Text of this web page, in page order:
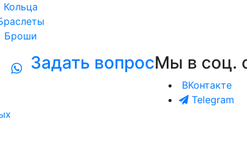
Кольца
Броши
Задать вопросМы в соц.
ВКонтакте
Telegram